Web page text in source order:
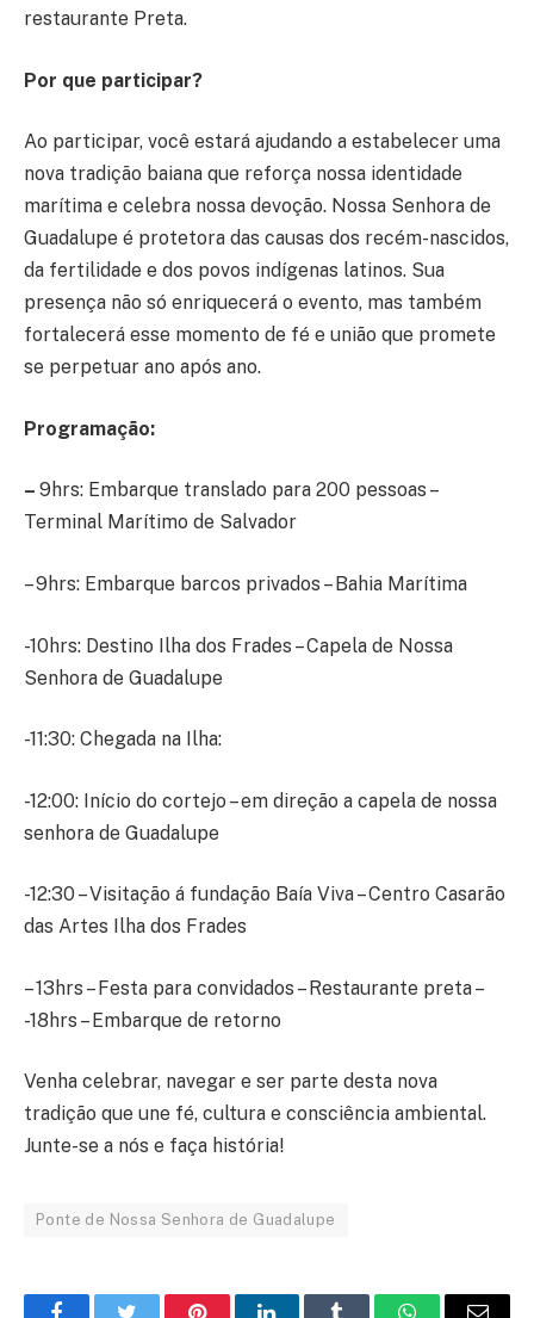
restaurante Preta.
Por que participar?
Ao participar, você estará ajudando a estabelecer uma
nova tradição baiana que reforça nossa identidade
marítima e celebra nossa devoção. Nossa Senhora de
Guadalupe é protetora das causas dos recém-nascidos,
da fertilidade e dos povos indígenas latinos. Sua
presença não só enriquecerá o evento, mas também
fortalecerá esse momento de fé e união que promete
se perpetuar ano após ano.
Programação:
– 9hrs: Embarque translado para 200 pessoas –
Terminal Marítimo de Salvador
– 9hrs: Embarque barcos privados – Bahia Marítima
-10hrs: Destino Ilha dos Frades – Capela de Nossa
Senhora de Guadalupe
-11:30: Chegada na Ilha:
-12:00: Início do cortejo – em direção a capela de nossa
senhora de Guadalupe
-12:30 – Visitação á fundação Baía Viva – Centro Casarão
das Artes Ilha dos Frades
– 13hrs – Festa para convidados – Restaurante preta –
-18hrs – Embarque de retorno
Venha celebrar, navegar e ser parte desta nova
tradição que une fé, cultura e consciência ambiental.
Junte-se a nós e faça história!
Ponte de Nossa Senhora de Guadalupe